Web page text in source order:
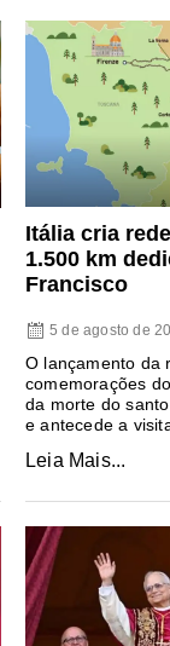
Itália cria
1.500 km
Francisco
5 de agosto de
O lançamento da
comemorações
da morte do
e antecede a
Leia Mais...